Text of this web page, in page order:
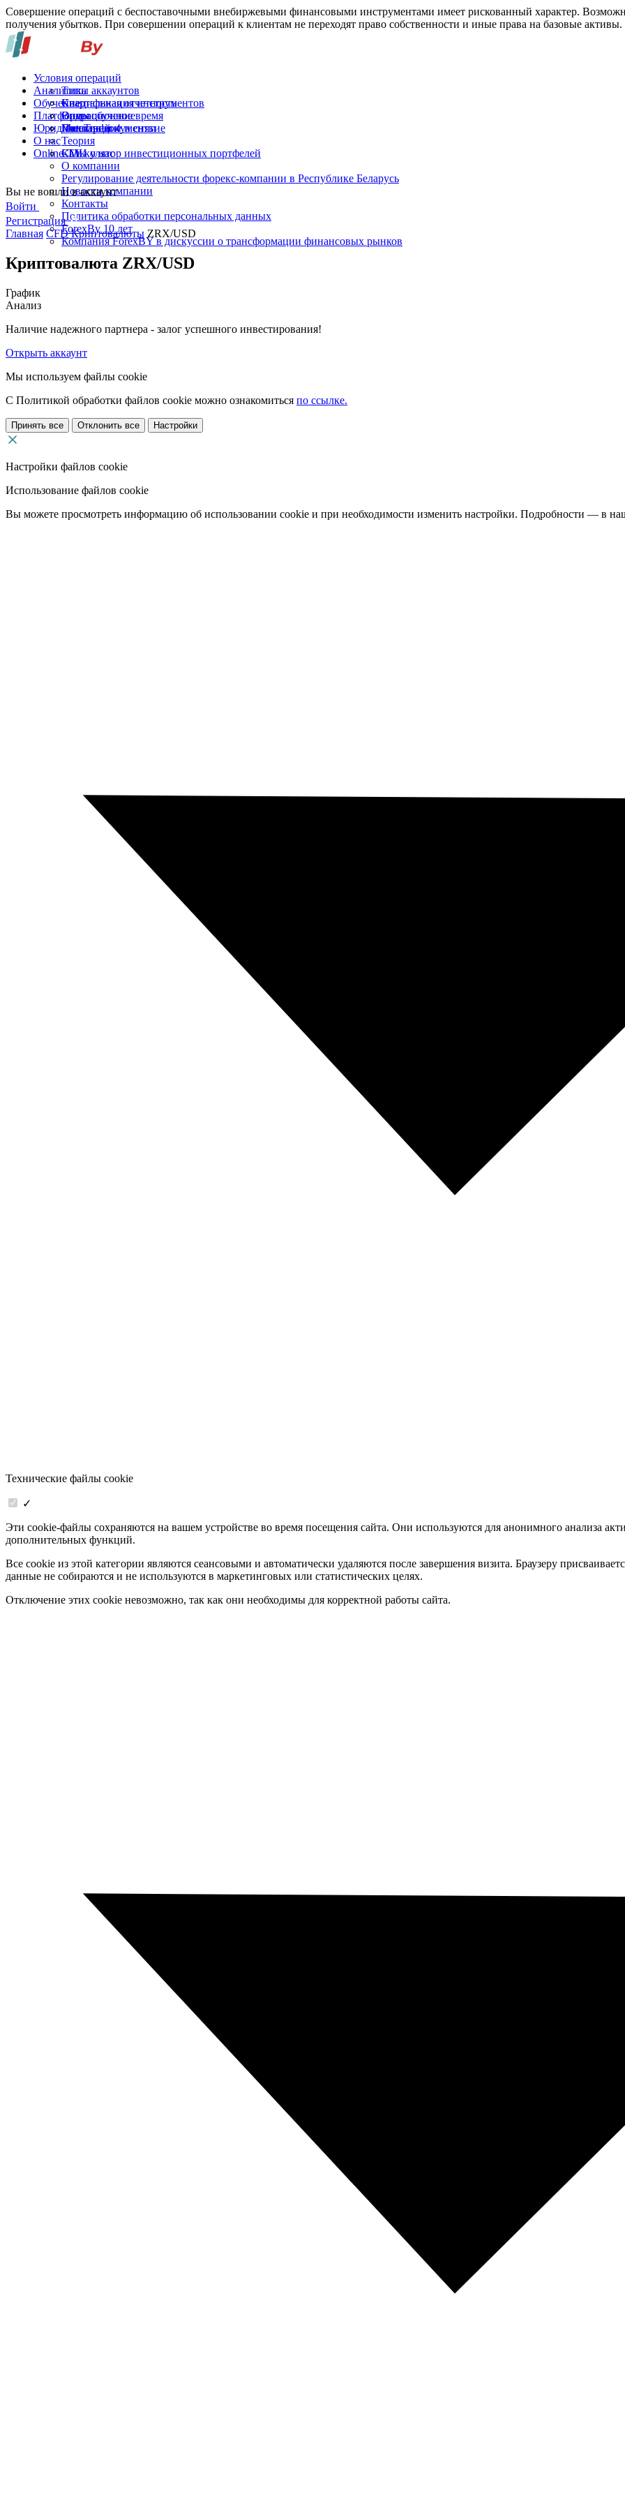
Совершение операций с беспоставочными внебиржевыми финансовыми инструментами имеет рискованный характер.
получения убытков. При совершении операций к клиентам не переходят право собственности и иные права на базовые активы.
Условия операций
Типы аккаунтов
Спецификация инструментов
Операционное время
Пополнение и снятие
Аналитика
Квартальная отчетность
Обучение
Видеообучение
Глоссарий
Теория
Калькулятор инвестиционных портфелей
Платформы
MetaTrader 4
Юридические документы
О нас
СМИ о нас
О компании
Регулирование деятельности форекс-компании в Республике Беларусь
Новости компании
Контакты
Политика обработки персональных данных
ForexBy 10 лет
Компания ForexBY в дискуссии о трансформации финансовых рынков
Online-TV
Вы не вошли в аккаунт
Войти
Регистрация
Главная CFD Криптовалюты ZRX/USD
Криптовалюта ZRX/USD
График
Анализ
Наличие надежного партнера - залог успешного инвестирования!
Открыть аккаунт
Мы используем файлы cookie
С Политикой обработки файлов cookie можно ознакомиться по ссылке.
Принять все Отклонить все Настройки
Настройки файлов cookie
Использование файлов cookie
Вы можете просмотреть информацию об использовании cookie и при необходимости изменить настройки. Подробности — в
Технические файлы cookie
✓
Эти cookie-файлы сохраняются на вашем устройстве во время посещения сайта. Они используются для анонимного анализа
дополнительных функций.
Все cookie из этой категории являются сеансовыми и автоматически удаляются после завершения визита. Браузеру
данные не собираются и не используются в маркетинговых или статистических целях.
Отключение этих cookie невозможно, так как они необходимы для корректной работы сайта.